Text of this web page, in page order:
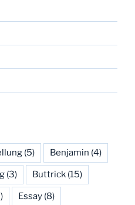
(5) Benjamin (4)
(3) Buttrick (15)
Essay (8)